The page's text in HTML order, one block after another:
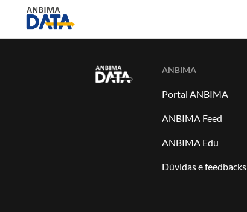
ANBIMA
Portal ANBIMA
ANBIMA Feed
ANBIMA Edu
Dúvidas e feedbacks